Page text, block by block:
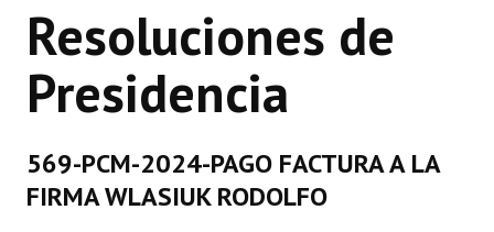
CONCEJO
Bloques Políticos
Comisiones Permanentes
Resoluciones de
Presidencia
569-PCM-2024-PAGO FACTURA A LA
FIRMA WLASIUK RODOLFO